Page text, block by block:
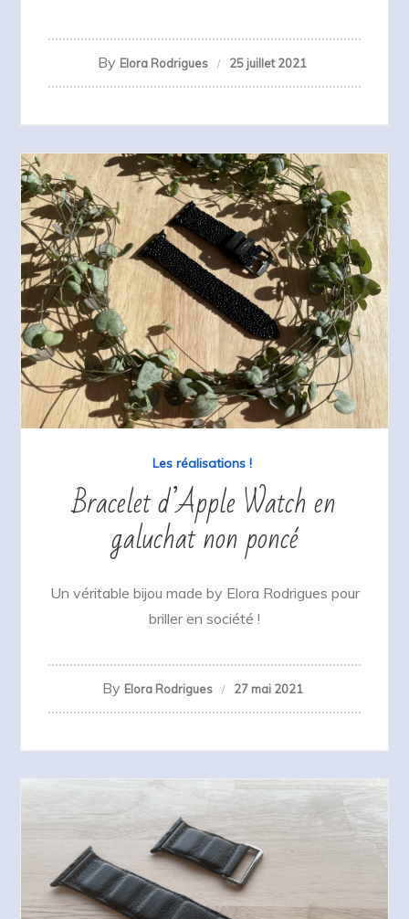
By Elora Rodrigues 25 juillet 2021
Les réalisations !
Bracelet d’Apple Watch en
galuchat non poncé
Un véritable bijou made by Elora Rodrigues pour
briller en société !
By Elora Rodrigues 27 mai 2021